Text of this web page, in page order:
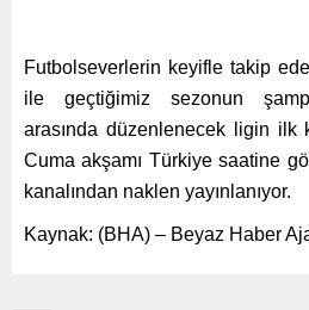
Futbolseverlerin keyifle takip
ile geçtiğimiz sezonun
arasında düzenlenecek ligin ilk
Cuma akşamı Türkiye saatine
kanalından naklen yayınlanıyor.
Kaynak: (BHA) – Beyaz Haber